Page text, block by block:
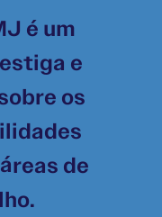
é um
e
os
de